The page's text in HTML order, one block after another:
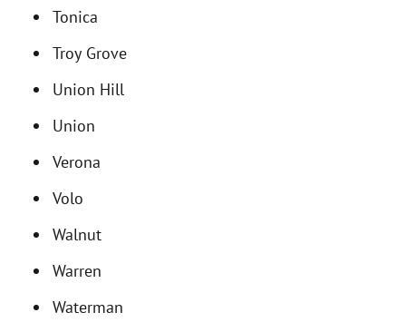
Tonica
Troy Grove
Union Hill
Union
Verona
Volo
Walnut
Warren
Waterman